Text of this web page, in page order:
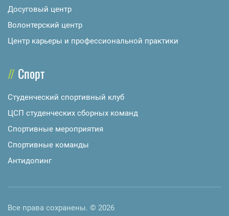
Досуговый центр
Волонтерский центр
Центр карьеры и профессиональной практики
Спорт
Студенческий спортивный клуб
ЦСП студенческих сборных команд
Спортивные мероприятия
Спортивные команды
Антидопинг
Все права сохранены. © 2026